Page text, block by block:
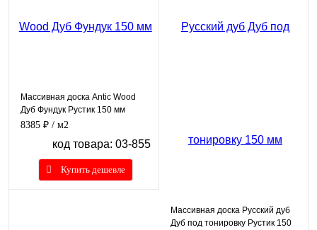
Массивная доска Antic Wood
Дуб Фундук Рустик 150 мм
8385 ₽ / м2
код товара: 03-855
Купить дешевле
Массивная доска Русский дуб
Дуб под тонировку Рустик 150